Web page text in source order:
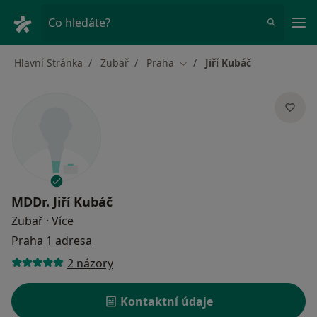
Co hledáte?
Hlavní Stránka Zubař Praha Změna města
Jiří Kubáč
MDDr. Jiří Kubáč
Zubař · Více
Praha 1 adresa
2 názory
Kontaktní údaje